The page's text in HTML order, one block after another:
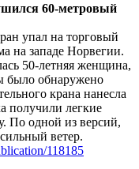
60-метровый
упал на торговый
на западе Норвегии.
50-летняя женщина,
было обнаружено
крана нанесла
получили легкие
По одной из версий,
ветер.
118185